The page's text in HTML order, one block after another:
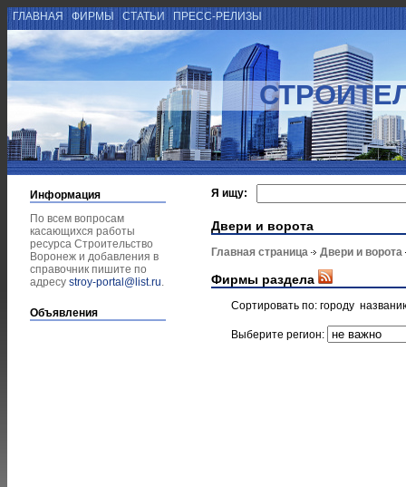
ГЛАВНАЯ ФИРМЫ СТАТЬИ ПРЕСС-РЕЛИЗЫ
Информация
По всем вопросам
касающихся работы
ресурса Строительство
Воронеж и добавления в
справочник пишите по
адресу stroy-portal@list.ru.
Объявления
Я ищу:
Двери и ворота
Главная страница Двери и ворота
Фирмы раздела
Сортировать по: городу
Выберите регион: